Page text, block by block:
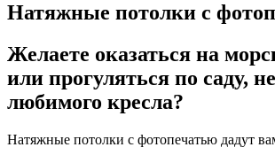
Натяжные потолки с
Желаете оказаться на
или прогуляться по саду,
любимого кресла?
Натяжные потолки с фотопечатью дадут